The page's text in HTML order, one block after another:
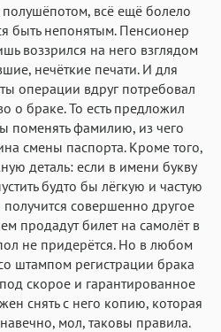
полушёпотом, всё ещё болело
быть непонятым. Пенсионер
воззрился на него взглядом
нечёткие печати. И для
операции вдруг потребовал
о браке. То есть предложил
поменять фамилию, из чего
смены паспорта. Кроме того,
деталь: если в имени букву
будто бы лёгкую и частую
совершенно другое
продадут билет на самолёт в
не придерётся. Но в любом
штампом регистрации брака
скорое и гарантированное
снять с него копию, которая
мол, таковы правила.